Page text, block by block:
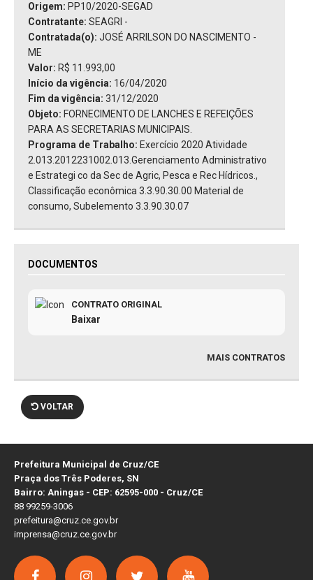
Origem: PP10/2020-SEGAD
Contratante: SEAGRI -
Contratada(o): JOSÉ ARRILSON DO NASCIMENTO -
ME
Valor: R$ 11.993,00
Início da vigência: 16/04/2020
Fim da vigência: 31/12/2020
Objeto: FORNECIMENTO DE LANCHES E REFEIÇÕES
PARA AS SECRETARIAS MUNICIPAIS.
Programa de Trabalho: Exercício 2020 Atividade
2.013.2012231002.013.Gerenciamento Administrativo
e Estrategi co da Sec de Agric, Pesca e Rec Hídricos.,
Classificação econômica 3.3.90.30.00 Material de
consumo, Subelemento 3.3.90.30.07
DOCUMENTOS
CONTRATO ORIGINAL
Baixar
MAIS CONTRATOS
VOLTAR
Prefeitura Municipal de Cruz/CE
Praça dos Três Poderes, SN
Bairro: Aningas - CEP: 62595-000 - Cruz/CE
88 99259-3006
prefeitura@cruz.ce.gov.br
imprensa@cruz.ce.gov.br